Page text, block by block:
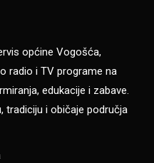
općine Vogošća,
radio i TV programe na
edukacije i zabave.
tradiciju i običaje područja